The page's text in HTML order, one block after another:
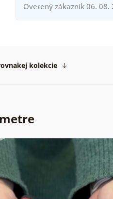
Overený zákazník 06. 08.
kolekcie